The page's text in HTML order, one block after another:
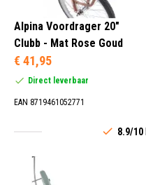
Alpina Voordrager 20"
Clubb - Mat Rose Goud
€ 41,95
Direct leverbaar
EAN 8719461052771
8.9/10